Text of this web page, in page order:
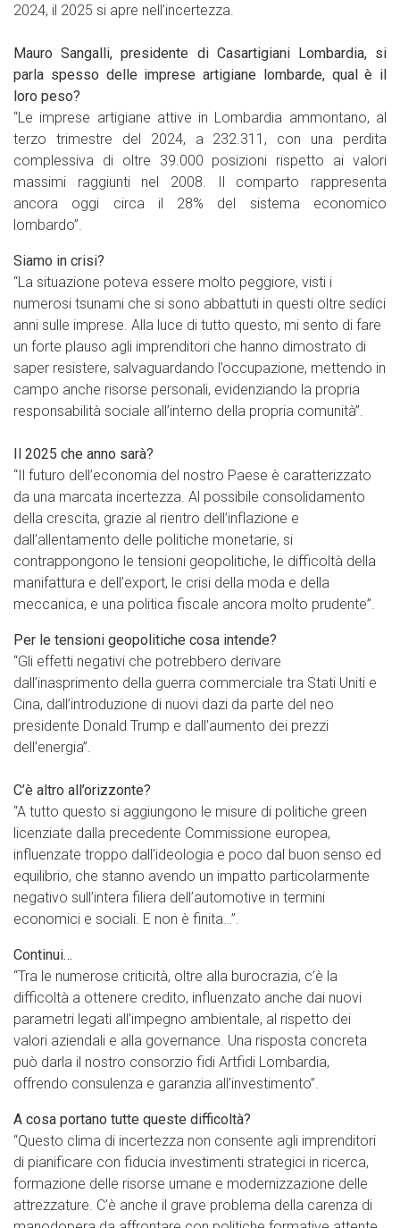
2024, il 2025 si apre nell’incertezza.
Mauro Sangalli, presidente di Casartigiani Lombardia, si
parla spesso delle imprese artigiane lombarde, qual è il
loro peso?
“Le imprese artigiane attive in Lombardia ammontano, al
terzo trimestre del 2024, a 232.311, con una perdita
complessiva di oltre 39.000 posizioni rispetto ai valori
massimi raggiunti nel 2008. Il comparto rappresenta
ancora oggi circa il 28% del sistema economico
lombardo”.
Siamo in crisi?
“La situazione poteva essere molto peggiore, visti i
numerosi tsunami che si sono abbattuti in questi oltre sedici
anni sulle imprese. Alla luce di tutto questo, mi sento di fare
un forte plauso agli imprenditori che hanno dimostrato di
saper resistere, salvaguardando l’occupazione, mettendo in
campo anche risorse personali, evidenziando la propria
responsabilità sociale all’interno della propria comunità”.
Il 2025 che anno sarà?
“Il futuro dell’economia del nostro Paese è caratterizzato
da una marcata incertezza. Al possibile consolidamento
della crescita, grazie al rientro dell’inflazione e
dall’allentamento delle politiche monetarie, si
contrappongono le tensioni geopolitiche, le difficoltà della
manifattura e dell’export, le crisi della moda e della
meccanica, e una politica fiscale ancora molto prudente”.
Per le tensioni geopolitiche cosa intende?
“Gli effetti negativi che potrebbero derivare
dall’inasprimento della guerra commerciale tra Stati Uniti e
Cina, dall’introduzione di nuovi dazi da parte del neo
presidente Donald Trump e dall’aumento dei prezzi
dell’energia”.
C’è altro all’orizzonte?
“A tutto questo si aggiungono le misure di politiche green
licenziate dalla precedente Commissione europea,
influenzate troppo dall’ideologia e poco dal buon senso ed
equilibrio, che stanno avendo un impatto particolarmente
negativo sull’intera filiera dell’automotive in termini
economici e sociali. E non è finita…”.
Continui…
“Tra le numerose criticità, oltre alla burocrazia, c’è la
difficoltà a ottenere credito, influenzato anche dai nuovi
parametri legati all’impegno ambientale, al rispetto dei
valori aziendali e alla governance. Una risposta concreta
può darla il nostro consorzio fidi Artfidi Lombardia,
offrendo consulenza e garanzia all’investimento”.
A cosa portano tutte queste difficoltà?
“Questo clima di incertezza non consente agli imprenditori
di pianificare con fiducia investimenti strategici in ricerca,
formazione delle risorse umane e modernizzazione delle
attrezzature. C’è anche il grave problema della carenza di